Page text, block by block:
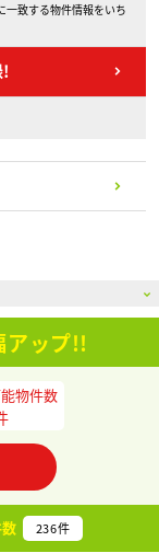
一致する物件情報をいち
アップ!!
物件数
236件